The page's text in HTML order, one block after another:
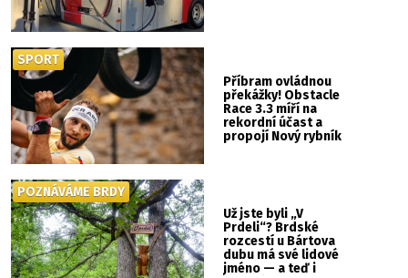
Příbram ovládnou
překážky! Obstacle
Race 3.3 míří na
rekordní účast a
propojí Nový rybník
SPORT
Už jste byli „V
Prdeli“? Brdské
rozcestí u Bártova
dubu má své lidové
jméno — a teď i
POZNÁVÁME BRDY